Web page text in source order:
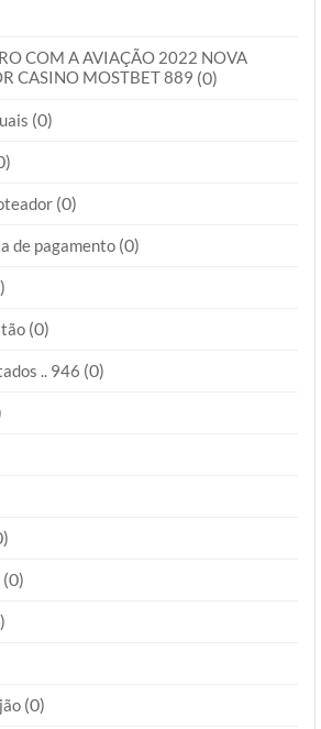
COM A AVIAÇÃO 2022 NOVA
CASINO MOSTBET 889 (0)
(0)
(0)
de pagamento (0)
(0)
.. 946 (0)
(0)
(0)